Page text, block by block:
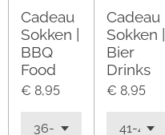
Cadeau
Sokken |
BBQ
Food
€ 8,95
Cadeau
Sokken |
Bier
Drinks
€ 8,95